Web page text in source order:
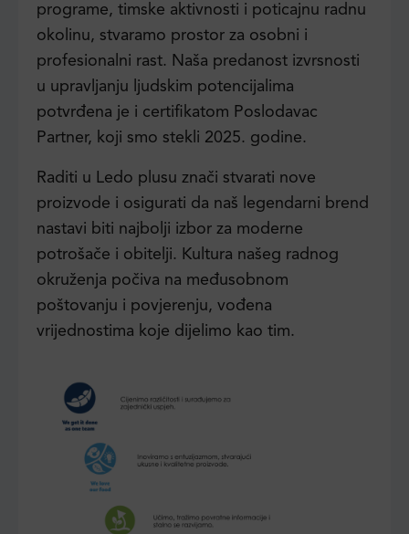
programe, timske aktivnosti i poticajnu radnu
okolinu, stvaramo prostor za osobni i
profesionalni rast. Naša predanost izvrsnosti
u upravljanju ljudskim potencijalima
potvrđena je i certifikatom Poslodavac
Partner, koji smo stekli 2025. godine.
Raditi u Ledo plusu znači stvarati nove
proizvode i osigurati da naš legendarni brend
nastavi biti najbolji izbor za moderne
potrošače i obitelji. Kultura našeg radnog
okruženja počiva na međusobnom
poštovanju i povjerenju, vođena
vrijednostima koje dijelimo kao tim.